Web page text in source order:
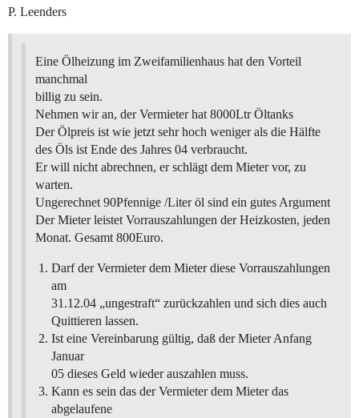
P. Leenders
Eine Ölheizung im Zweifamilienhaus hat den Vorteil
manchmal
billig zu sein.
Nehmen wir an, der Vermieter hat 8000Ltr Öltanks
Der Ölpreis ist wie jetzt sehr hoch weniger als die Hälfte
des Öls ist Ende des Jahres 04 verbraucht.
Er will nicht abrechnen, er schlägt dem Mieter vor, zu
warten.
Ungerechnet 90Pfennige /Liter öl sind ein gutes Argument
Der Mieter leistet Vorrauszahlungen der Heizkosten, jeden
Monat. Gesamt 800Euro.
Darf der Vermieter dem Mieter diese Vorrauszahlungen
am
31.12.04 „ungestraft“ zurückzahlen und sich dies auch
Quittieren lassen.
Ist eine Vereinbarung gültig, daß der Mieter Anfang
Januar
05 dieses Geld wieder auszahlen muss.
Kann es sein das der Vermieter dem Mieter das
abgelaufene